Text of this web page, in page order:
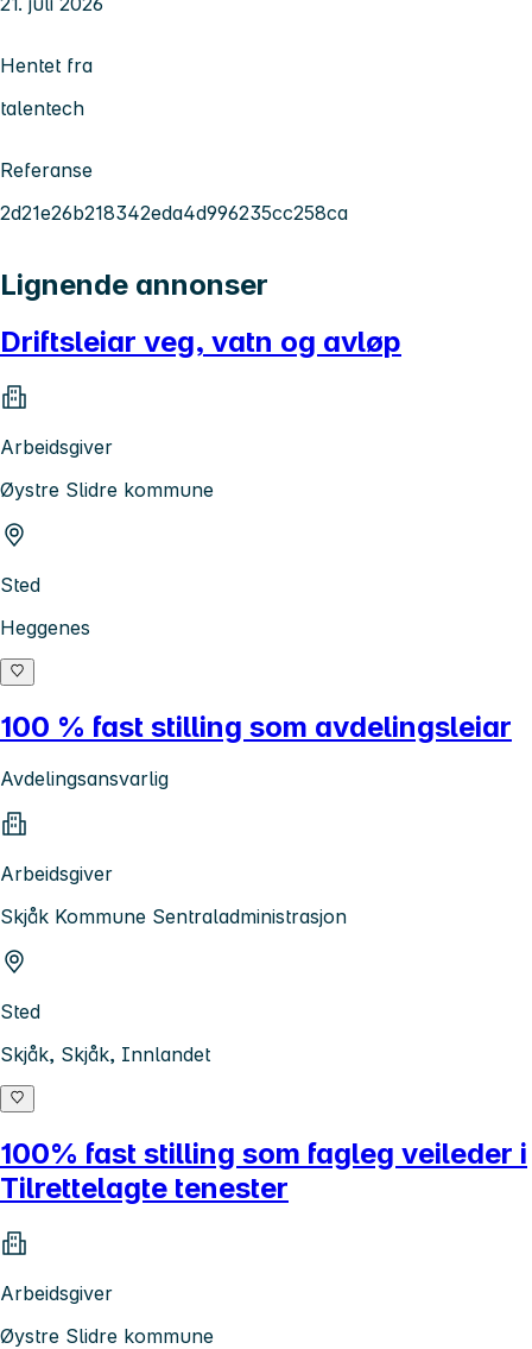
Hentet fra
talentech
Referanse
2d21e26b218342eda4d996235cc258ca
Lignende annonser
Driftsleiar veg, vatn og avløp
Arbeidsgiver
Øystre Slidre kommune
Sted
Heggenes
100 % fast stilling som avdelingsleiar
Avdelingsansvarlig
Arbeidsgiver
Skjåk Kommune Sentraladministrasjon
Sted
Skjåk, Skjåk, Innlandet
100% fast stilling som fagleg veileder i
Tilrettelagte tenester
Arbeidsgiver
Øystre Slidre kommune